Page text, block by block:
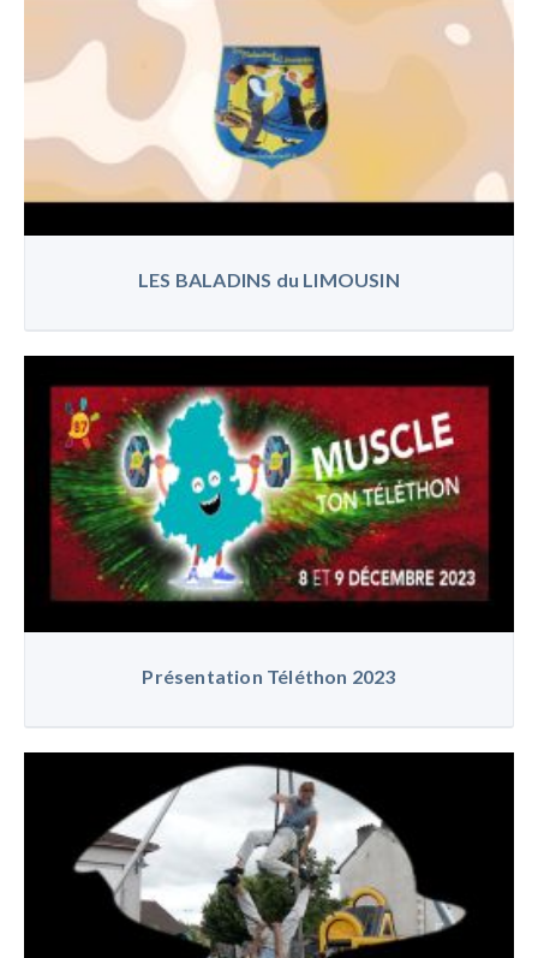
LES BALADINS du LIMOUSIN
Présentation Téléthon 2023